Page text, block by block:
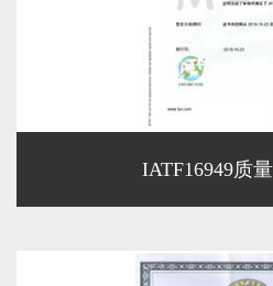
IATF16949质